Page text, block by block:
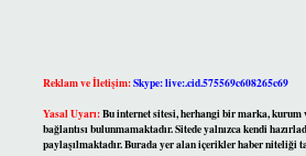
Reklam ve İletişim:Skype: live:.cid.575569c608265c69
Yasal Uyarı:Bu internet sitesi, herhangi bir marka, kurum
bağlantısı bulunmamaktadır. Sitede yalnızca kendi
paylaşılmaktadır. Burada yer alan içerikler haber niteliği